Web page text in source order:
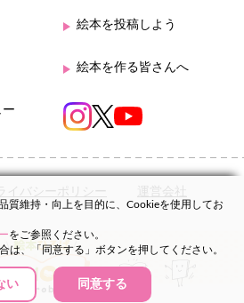
絵本を投稿しよう
絵本を作る皆さんへ
イバシーポリシー 運営会社
質維持・向上を目的に、Cookieを使用してお
をご参照ください。
は、「同意する」ボタンを押してください。
い 同意する